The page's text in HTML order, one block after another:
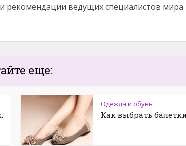
рекомендации ведущих специалистов мира
еще:
Одежда и обувь
Как выбрать балетки